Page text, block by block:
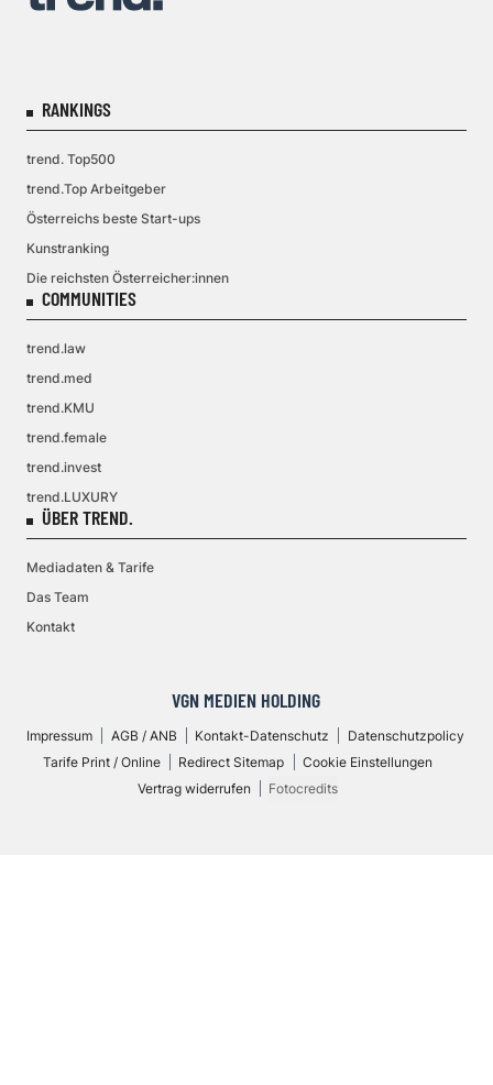
RANKINGS
trend. Top500
trend.Top Arbeitgeber
Österreichs beste Start-ups
Kunstranking
Die reichsten Österreicher:innen
COMMUNITIES
trend.law
trend.med
trend.KMU
trend.female
trend.invest
trend.LUXURY
ÜBER TREND.
Mediadaten & Tarife
Das Team
Kontakt
VGN MEDIEN HOLDING
Impressum AGB / ANB Kontakt-Datenschutz
Datenschutzpolicy
Tarife Print / Online
Redirect Sitemap
Cookie Einstellungen
Vertrag widerrufen
Fotocredits